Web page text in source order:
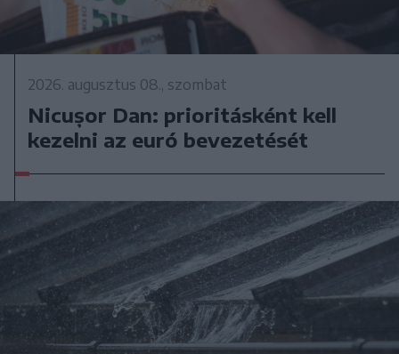
2026. augusztus 08., szombat
Nicușor Dan: prioritásként kell
kezelni az euró bevezetését